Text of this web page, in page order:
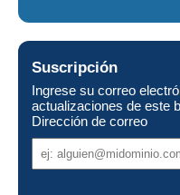
Suscripción
Ingrese su correo
actualizaciones de este
Dirección de correo
de